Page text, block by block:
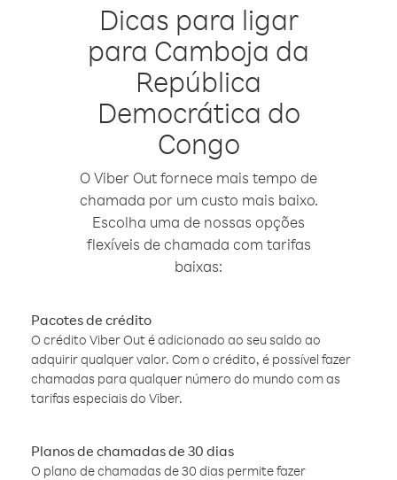
Dicas para ligar
para Camboja da
República
Democrática do
Congo
O Viber Out fornece mais tempo de
chamada por um custo mais baixo.
Escolha uma de nossas opções
flexíveis de chamada com tarifas
baixas:
Pacotes de crédito
O crédito Viber Out é adicionado ao seu saldo ao
adquirir qualquer valor. Com o crédito, é possível fazer
chamadas para qualquer número do mundo com as
tarifas especiais do Viber.
Planos de chamadas de 30 dias
O plano de chamadas de 30 dias permite fazer